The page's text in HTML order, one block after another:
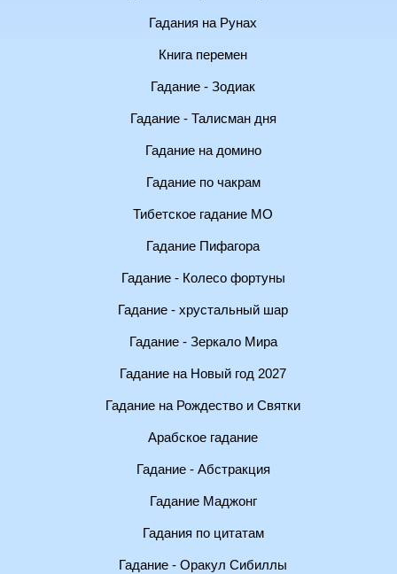
Гадания на Рунах
Книга перемен
Гадание - Зодиак
Гадание - Талисман дня
Гадание на домино
Гадание по чакрам
Тибетское гадание МО
Гадание Пифагора
Гадание - Колесо фортуны
Гадание - хрустальный шар
Гадание - Зеркало Мира
Гадание на Новый год 2027
Гадание на Рождество и Святки
Арабское гадание
Гадание - Абстракция
Гадание Маджонг
Гадания по цитатам
Гадание - Оракул Сибиллы